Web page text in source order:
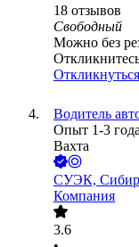
18 отзывов
Свободный
Можно без
Откликнуться
Водитель
Опыт 1-3
Вахта
СУЭК,
Компания
3.6